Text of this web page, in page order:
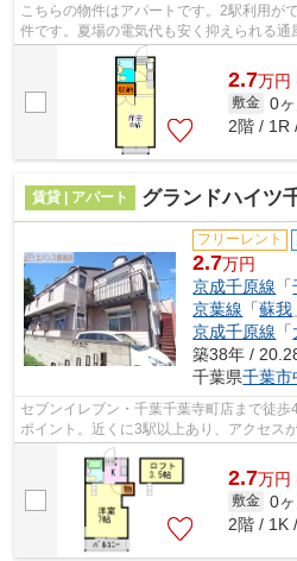
こちらの物件はアパートです。2駅利用が
件です。夏場の電気代も安く抑えられる
の物件では初期費用をカードでお支払い...
2.7万円
敷金 0ヶ
2階 / 1R
賃貸 | アパート グランドハイツ
フリーレント
2.7万円
京成千原線 「
京葉線 「蘇我
京成千原線 「
築38年 /
千葉県千葉市
セブンイレブン・千葉千葉寺町店まで徒
ポイント。近くに3駅以上あり、アクセス
す。新着情報：グランドハイツ千葉寺町...
2.7万円
敷金 0ヶ
2階 / 1K